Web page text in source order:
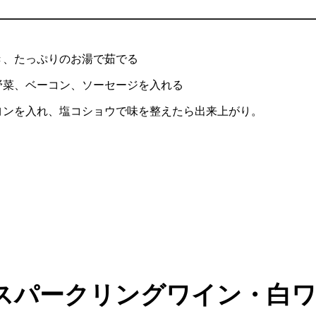
たっぷりのお湯で茹でる
、ベーコン、ソーセージを入れる
を入れ、塩コショウで味を整えたら出来上がり。
パークリングワイン・白